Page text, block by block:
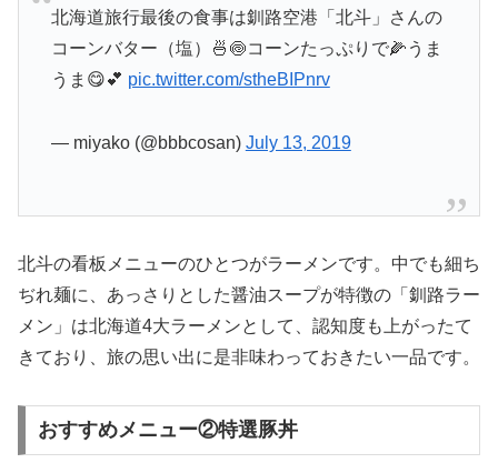
北海道旅行最後の食事は釧路空港「北斗」さんの
コーンバター（塩）🍜🍥コーンたっぷりで🌽うま
うま😋💕 pic.twitter.com/stheBIPnrv
— miyako (@bbbcosan) July 13, 2019
北斗の看板メニューのひとつがラーメンです。中でも細ち
ぢれ麺に、あっさりとした醤油スープが特徴の「釧路ラー
メン」は北海道4大ラーメンとして、認知度も上がったて
きており、旅の思い出に是非味わっておきたい一品です。
おすすめメニュー②特選豚丼